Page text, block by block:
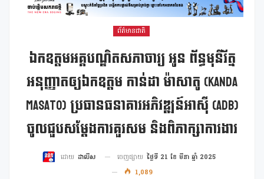
ព័ត៌មានជាតិ
ឯកឧត្តមអគ្គបណ្ឌិតសភាចារ្យ អូន ព័ន្ធមុនីរ័ត្ន
អនុញ្ញាតឲ្យឯកឧត្តម កាន់ដា ម៉ាសាតូ (KANDA
Masato) ប្រធានធនាគារអភិវឌ្ឍន៍អាស៊ី (ADB)
ចូលជួបសម្តែងការគួរសម និងពិភាក្សាការងារ
ដោយ ដាលីស ចេញផ្សាយ ថ្ងៃទី 21 ខែ មីនា ឆ្នាំ 2025
1,089